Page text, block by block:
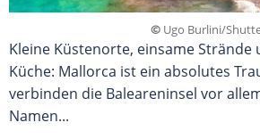
© Ugo Burlini/
Kleine Küstenorte, einsame Strände
Küche: Mallorca ist ein absolutes
verbinden die Baleareninsel vor
Namen...